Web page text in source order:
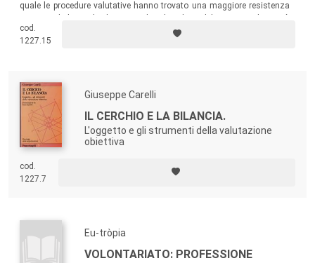
quale le procedure valutative hanno trovato una maggiore resistenza
consolidata.
cod.
1227.15
Giuseppe Carelli
IL CERCHIO E LA BILANCIA.
L'oggetto e gli strumenti della valutazione
obiettiva
cod.
1227.7
Eu-tròpia
VOLONTARIATO: PROFESSIONE